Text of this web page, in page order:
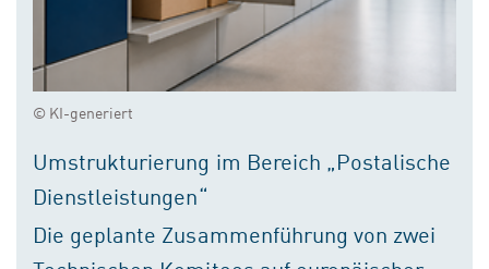
© KI-generiert
Umstrukturierung im Bereich „Postalische
Dienstleistungen“
Die geplante Zusammenführung von zwei